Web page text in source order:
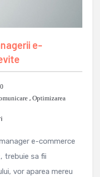
e-
, Optimizarea
e-commerce
trebuie sa fii
vor aparea mereu